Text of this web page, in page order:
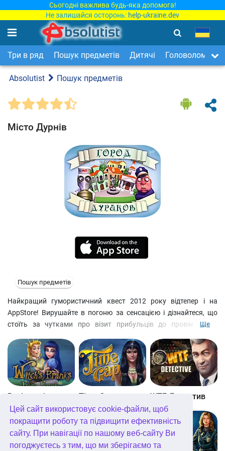
Цей сайт використовує cookie-файли, щоб
покращити роботу та підвищити ефективність
сайту. При навігації по нашому веб-сайту Ви
погоджуєтесь з тим, що ми зберігаємо та
Сьогодні важлива будь-яка допомога!
Не залишайся осторонь: help-ukraine.dev
Три в ряд Пошук предметів Дитячі Головоломки
Absolutist Пошук предметів
Місто Дурнів
Пошук предметів
Найкращий гумористичний квест 2012 року відтепер і на
AppStore! Вирушайте в погоню за сенсацією і дізнайтеся, що
стоїть за чутками про візит прибульців до провінційного
його жителями явно не так. Запасіться терпінням і почуттям
гумору: на вас чекає вельми незвичайна пригода! пошук
предметів
- Безрозмірний інвентар та зручний список завдань
- Карта міста + метро та таксі, для тих, хто не любить багато
ходити
- Гумористичний сюжет та прикольна графіка
Ще
Time Gap WTF Детектив